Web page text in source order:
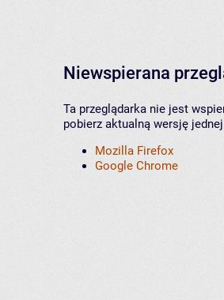
Niewspierana
Ta przeglądarka nie jest
pobierz aktualną wersję
Mozilla Firefox
Google Chrome